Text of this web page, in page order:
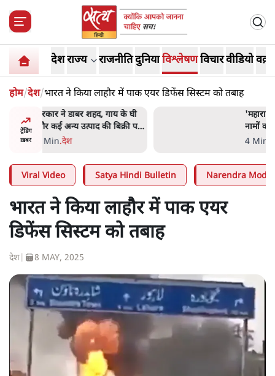
देशराज्य राजनीतिदुनियाविश्लेषणविचारवीडियो
होम/देश/भारत ने किया लाहौर में पाक एयर डिफेंस सिस्टम को तबाह
ट्रेंडिंग
ख़बर
के घी
पर
'महाराष्ट्र में गैर बीजेपी वोटरों के
नामों को काटने की बड़ी साज़िश'-
Viral Video Satya Hindi Bulletin Narendra Modi
भारत ने किया लाहौर में पाक एयर
डिफेंस सिस्टम को तबाह
देश 8 MAY, 2025